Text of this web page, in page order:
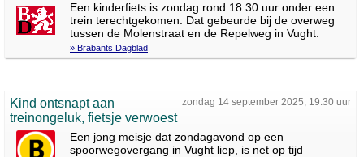
Een kinderfiets is zondag rond 18.30 uur onder een
trein terechtgekomen. Dat gebeurde bij de overweg
tussen de Molenstraat en de Repelweg in Vught.
» Brabants Dagblad
zondag 14 september 2025, 19:30 uur
Kind ontsnapt aan
treinongeluk, fietsje verwoest
Een jong meisje dat zondagavond op een
spoorwegovergang in Vught liep, is net op tijd